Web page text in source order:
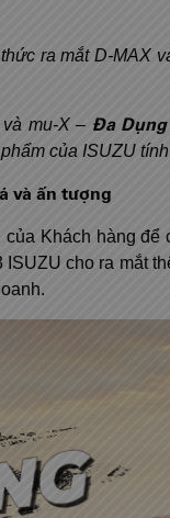
ra mắt D-
mu-X – Đa
của ISUZU
và ấn tượng
Khách hàng
cho ra mắt